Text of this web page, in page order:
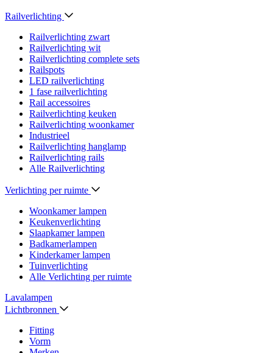
Railverlichting
Railverlichting zwart
Railverlichting wit
Railverlichting complete sets
Railspots
LED railverlichting
1 fase railverlichting
Rail accessoires
Railverlichting keuken
Railverlichting woonkamer
Industrieel
Railverlichting hanglamp
Railverlichting rails
Alle Railverlichting
Verlichting per ruimte
Woonkamer lampen
Keukenverlichting
Slaapkamer lampen
Badkamerlampen
Kinderkamer lampen
Tuinverlichting
Alle Verlichting per ruimte
Lavalampen
Lichtbronnen
Fitting
Vorm